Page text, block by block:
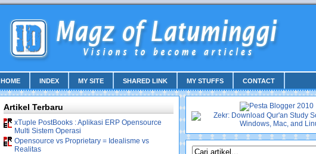
HOME INDEX MY SITE SHARED LINK MY STUFFS CONTACT
Artikel Terbaru
xTuple PostBooks : Aplikasi ERP Opensource
Multi Sistem Operasi
Opensource vs Proprietary = Idealisme vs
Realitas